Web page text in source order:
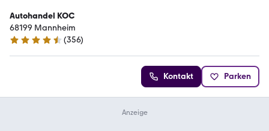
Autohandel KOC
68199 Mannheim
4.7 Sterne
(356)
Kontakt Parken